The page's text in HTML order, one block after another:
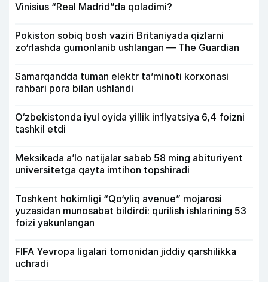
Vinisius “Real Madrid”da qoladimi?
Pokiston sobiq bosh vaziri Britaniyada qizlarni
zo‘rlashda gumonlanib ushlangan — The Guardian
Samarqandda tuman elektr ta’minoti korxonasi
rahbari pora bilan ushlandi
O‘zbekistonda iyul oyida yillik inflyatsiya 6,4 foizni
tashkil etdi
Meksikada a’lo natijalar sabab 58 ming abituriyent
universitetga qayta imtihon topshiradi
Toshkent hokimligi “Qo‘yliq avenue” mojarosi
yuzasidan munosabat bildirdi: qurilish ishlarining 53
foizi yakunlangan
FIFA Yevropa ligalari tomonidan jiddiy qarshilikka
uchradi